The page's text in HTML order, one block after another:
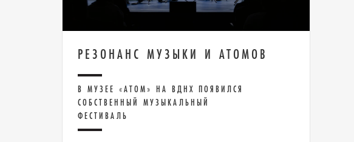
РЕЗОНАНС МУЗЫКИ И АТОМОВ
В МУЗЕЕ «АТОМ» НА ВДНХ ПОЯВИЛСЯ
СОБСТВЕННЫЙ МУЗЫКАЛЬНЫЙ
ФЕСТИВАЛЬ